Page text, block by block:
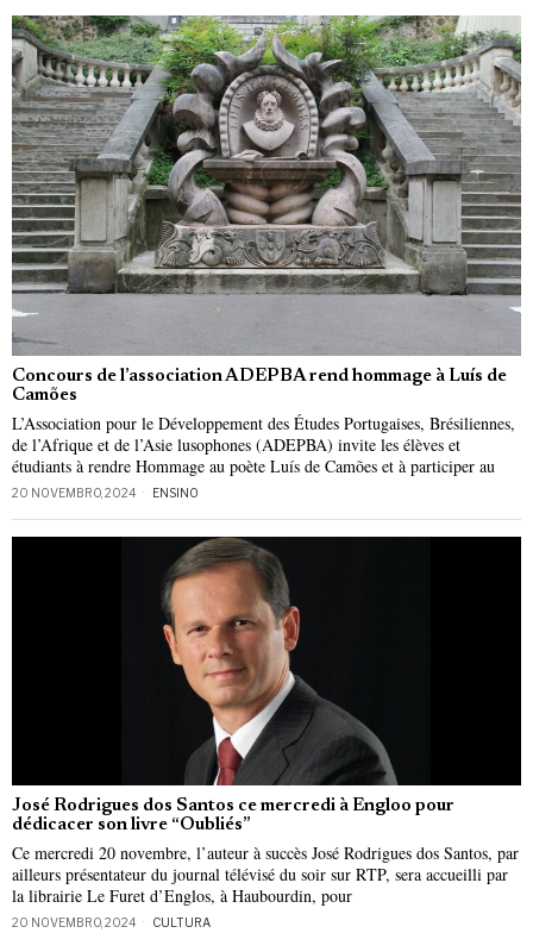
Concours de l’association ADEPBA rend hommage à Luís de
Camões
L’Association pour le Développement des Études Portugaises, Brésiliennes,
de l’Afrique et de l’Asie lusophones (ADEPBA) invite les élèves et
étudiants à rendre Hommage au poète Luís de Camões et à participer au
20 NOVEMBRO, 2024 ENSINO
José Rodrigues dos Santos ce mercredi à Engloo pour
dédicacer son livre “Oubliés”
Ce mercredi 20 novembre, l’auteur à succès José Rodrigues dos Santos, par
ailleurs présentateur du journal télévisé du soir sur RTP, sera accueilli par
la librairie Le Furet d’Englos, à Haubourdin, pour
20 NOVEMBRO, 2024 CULTURA